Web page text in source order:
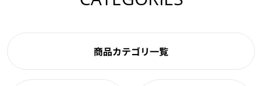
商品カテゴリ一覧